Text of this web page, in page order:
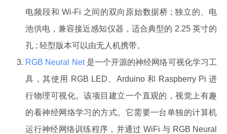
电频段和 Wi-Fi 之间的双向原始数据桥 ; 独立的、电
池供电，兼容接近感知仪器，适合典型的 2.25 英寸的
孔 ; 轻型版本可以由无人机携带。
RGB Neural Net 是一个开源的神经网络可视化学习工
具，其使用 RGB LED、Arduino 和 Raspberry Pi 进
行物理可视化。该项目建立一个直观的，视觉上有趣
的看神经网络学习的方式。它需要一台单独的计算机
运行神经网络训练程序，并通过 WiFi 与 RGB Neural